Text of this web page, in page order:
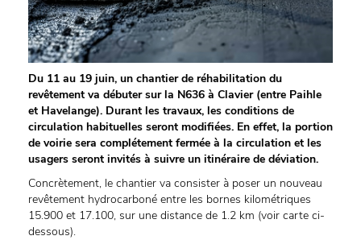
Du 11 au 19 juin, un chantier de réhabilitation du
revêtement va débuter sur la N636 à Clavier (entre Paihle
et Havelange). Durant les travaux, les conditions de
circulation habituelles seront modifiées. En effet, la portion
de voirie sera complétement fermée à la circulation et les
usagers seront invités à suivre un itinéraire de déviation.
Concrètement, le chantier va consister à poser un nouveau
revêtement hydrocarboné entre les bornes kilométriques
15.900 et 17.100, sur une distance de 1.2 km (voir carte ci-
dessous).